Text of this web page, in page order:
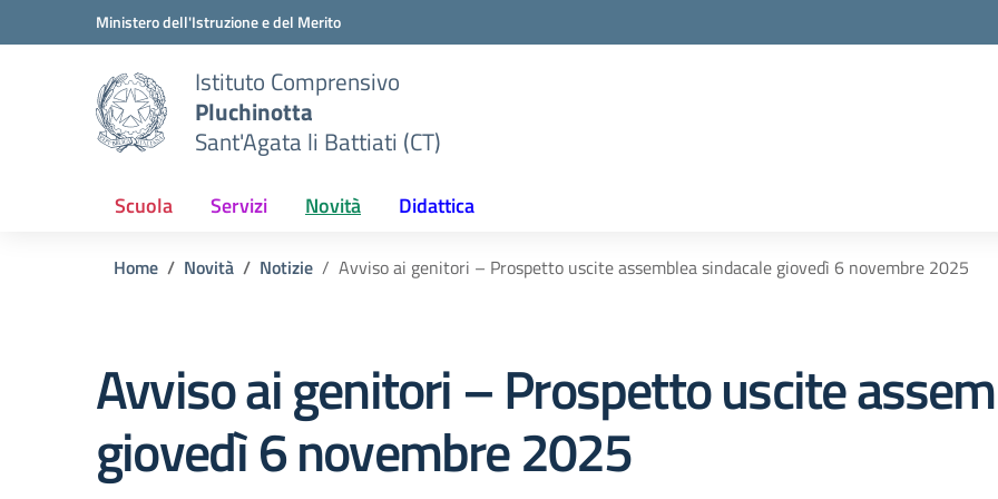
Vai ai contenuti
Vai al menu di navigazioneMinistero dell'Istruzione e del Merito
Istituto Comprensivo
Pluchinotta
Sant'Agata li Battiati (CT)
Scuola Servizi Novità Didattica
Home Novità Notizie Avviso ai genitori – Prospetto uscite assemblea sindacale giovedì 6 novembre 2025
Avviso ai genitori – Prospetto uscite
giovedì 6 novembre 2025